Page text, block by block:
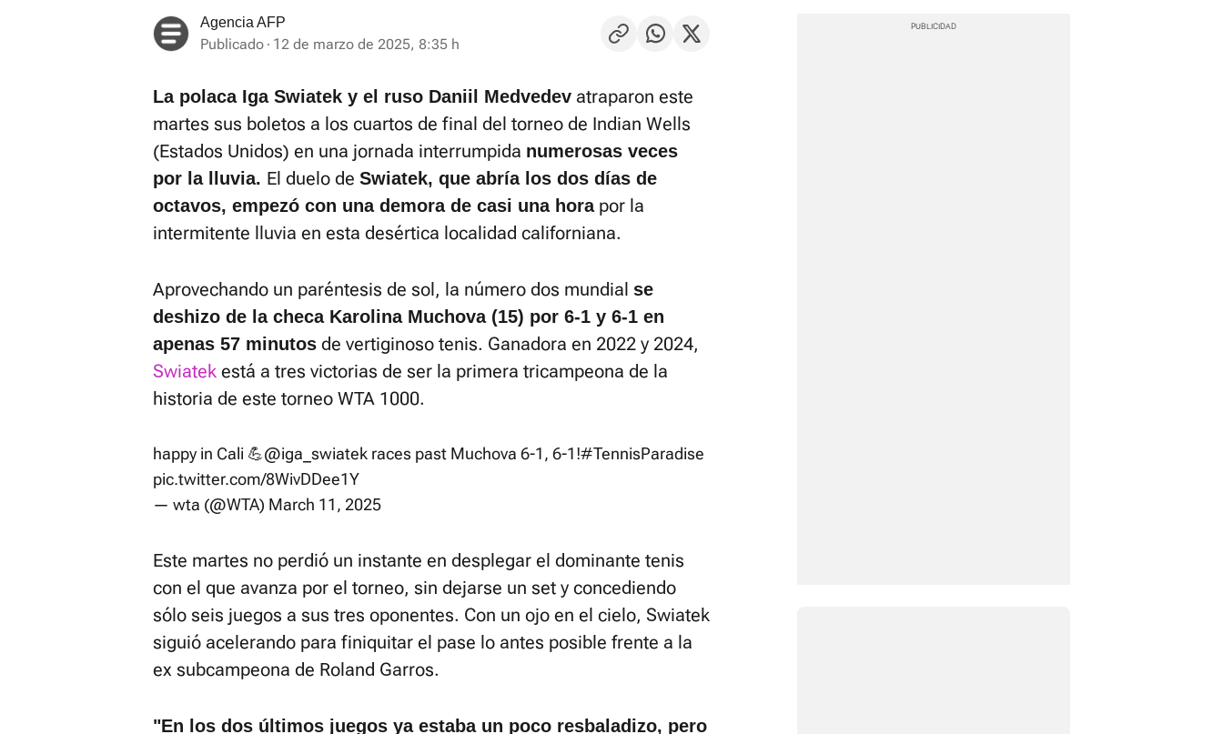
Agencia AFP
Publicado 12 de marzo de 2025, 8:35 h
La polaca Iga Swiatek y el ruso Daniil Medvedev atraparon este
martes sus boletos a los cuartos de final del torneo de Indian Wells
(Estados Unidos) en una jornada interrumpida numerosas veces
por la lluvia. El duelo de Swiatek, que abría los dos días de
octavos, empezó con una demora de casi una horapor la
intermitente lluvia en esta desértica localidad californiana.
Aprovechando un paréntesis de sol, la número dos mundial se
deshizo de la checa Karolina Muchova (15) por 6-1 y 6-1 en
apenas 57 minutos de vertiginoso tenis. Ganadora en 2022 y 2024,
Swiatek está a tres victorias de ser la primera tricampeona de la
historia de este torneo WTA 1000.
happy in Cali 💪@iga_swiatek races past Muchova 6-1, 6-1!#TennisParadise
pic.twitter.com/8WivDDee1Y
— wta (@WTA) March 11, 2025
Este martes no perdió un instante en desplegar el dominante tenis
con el que avanza por el torneo, sin dejarse un set y concediendo
sólo seis juegos a sus tres oponentes. Con un ojo en el cielo, Swiatek
siguió acelerando para finiquitar el pase lo antes posible frente a la
ex subcampeona de Roland Garros.
"En los dos últimos juegos ya estaba un poco resbaladizo, pero